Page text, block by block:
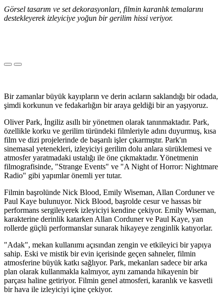
Görsel tasarım ve set dekorasyonları, filmin karanlık temalarını
destekleyerek izleyiciye yoğun bir gerilim hissi veriyor.
Bir zamanlar büyük kayıpların ve derin acıların saklandığı bir odada,
şimdi korkunun ve fedakarlığın bir araya geldiği bir an yaşıyoruz.
Oliver Park, İngiliz asıllı bir yönetmen olarak tanınmaktadır. Park,
özellikle korku ve gerilim türündeki filmleriyle adını duyurmuş, kısa
film ve dizi projelerinde de başarılı işler çıkarmıştır. Park'ın
sinemasal yetenekleri, izleyiciyi gerilim dolu anlara sürüklemesi ve
atmosfer yaratmadaki ustalığı ile öne çıkmaktadır. Yönetmenin
filmografisinde, "Strange Events" ve "A Night of Horror: Nightmare
Radio" gibi yapımlar önemli yer tutar.
Filmin başrolünde Nick Blood, Emily Wiseman, Allan Corduner ve
Paul Kaye bulunuyor. Nick Blood, başrolde cesur ve hassas bir
performans sergileyerek izleyiciyi kendine çekiyor. Emily Wiseman,
karakterine derinlik katarken Allan Corduner ve Paul Kaye, yan
rollerde güçlü performanslar sunarak hikayeye zenginlik katıyorlar.
"Adak", mekan kullanımı açısından zengin ve etkileyici bir yapıya
sahip. Eski ve mistik bir evin içerisinde geçen sahneler, filmin
atmosferine büyük katkı sağlıyor. Park, mekanları sadece bir arka
plan olarak kullanmakla kalmıyor, aynı zamanda hikayenin bir
parçası haline getiriyor. Filmin genel atmosferi, karanlık ve kasvetli
bir hava ile izleyiciyi içine çekiyor.